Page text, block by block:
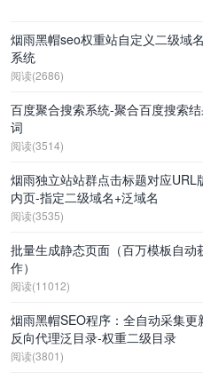
烟雨黑帽seo权重站自定义二级域
系统
阅读(2686)
百度聚合搜索系统-聚合百度搜索
词
阅读(3514)
烟雨独立站站群点击标题对应URL
内页-指定二级域名+泛域名
阅读(3535)
批量生成静态页面（百万模板自动
作）
阅读(11012)
烟雨黑帽SEO程序：全自动采集更
反向代理泛目录-权重二级目录
阅读(3801)